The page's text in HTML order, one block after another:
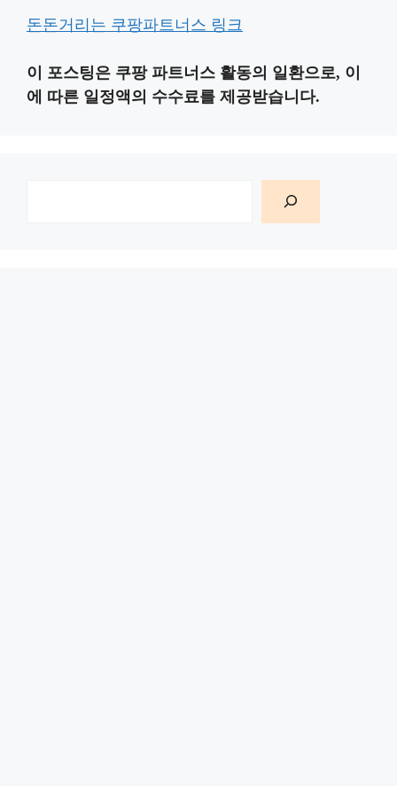
돈돈거리는 쿠팡파트너스 링크
이 포스팅은 쿠팡 파트너스 활동의 일환으로, 이
에 따른 일정액의 수수료를 제공받습니다.